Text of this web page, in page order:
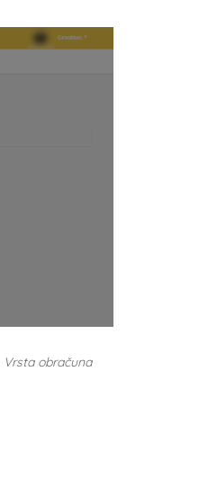
Vrsta obračuna